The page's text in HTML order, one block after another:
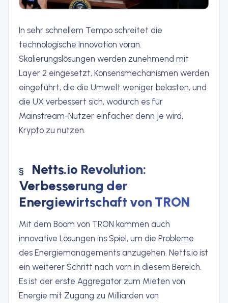
In sehr schnellem Tempo schreitet die
technologische Innovation voran.
Skalierungslösungen werden zunehmend mit
Layer 2 eingesetzt, Konsensmechanismen werden
eingeführt, die die Umwelt weniger belasten, und
die UX verbessert sich, wodurch es für
Mainstream-Nutzer einfacher denn je wird,
Krypto zu nutzen.
Netts.io Revolution:
Verbesserung der
Energiewirtschaft von TRON
Mit dem Boom von TRON kommen auch
innovative Lösungen ins Spiel, um die Probleme
des Energiemanagements anzugehen. Netts.io ist
ein weiterer Schritt nach vorn in diesem Bereich.
Es ist der erste Aggregator zum Mieten von
Energie mit Zugang zu Milliarden von